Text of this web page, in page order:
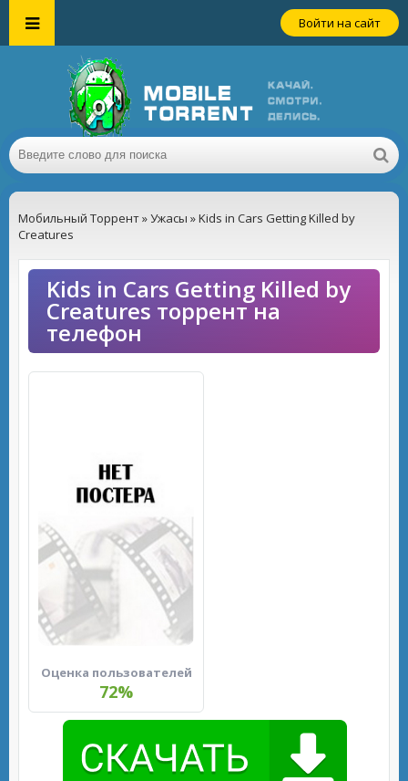
Войти на сайт
Мобильный Торрент»Ужасы » Kids in Cars Getting Killed by
Creatures
Kids in Cars Getting Killed by
Creatures торрент на
телефон
Оценка пользователей
72%